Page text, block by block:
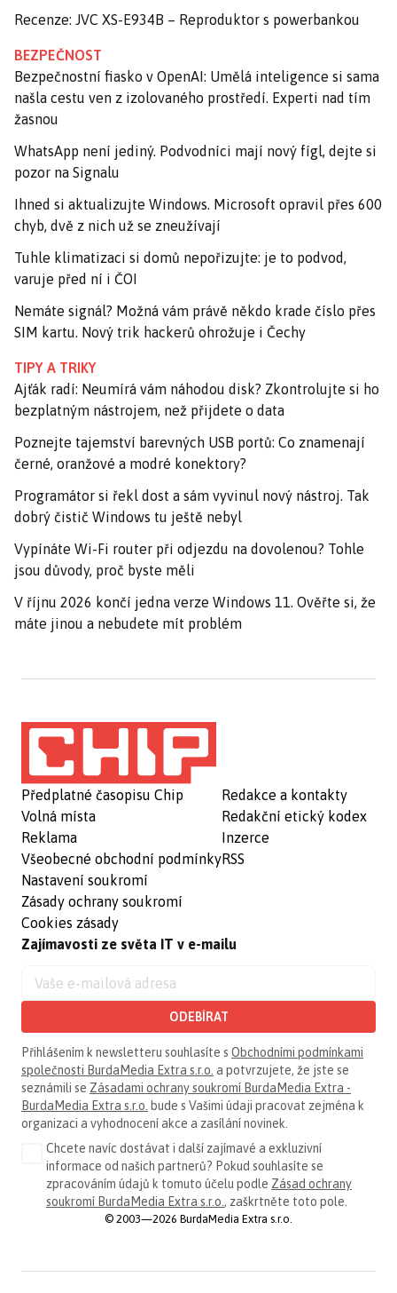
Recenze: JVC XS-E934B – Reproduktor s powerbankou
BEZPEČNOST
Bezpečnostní fiasko v OpenAI: Umělá inteligence si sama
našla cestu ven z izolovaného prostředí. Experti nad tím
žasnou
WhatsApp není jediný. Podvodníci mají nový fígl, dejte si
pozor na Signalu
Ihned si aktualizujte Windows. Microsoft opravil přes 600
chyb, dvě z nich už se zneužívají
Tuhle klimatizaci si domů nepořizujte: je to podvod,
varuje před ní i ČOI
Nemáte signál? Možná vám právě někdo krade číslo přes
SIM kartu. Nový trik hackerů ohrožuje i Čechy
TIPY A TRIKY
Ajťák radí: Neumírá vám náhodou disk? Zkontrolujte si ho
bezplatným nástrojem, než přijdete o data
Poznejte tajemství barevných USB portů: Co znamenají
černé, oranžové a modré konektory?
Programátor si řekl dost a sám vyvinul nový nástroj. Tak
dobrý čistič Windows tu ještě nebyl
Vypínáte Wi-Fi router při odjezdu na dovolenou? Tohle
jsou důvody, proč byste měli
V říjnu 2026 končí jedna verze Windows 11. Ověřte si, že
máte jinou a nebudete mít problém
Předplatné časopisu Chip
Volná místa
Reklama
Všeobecné obchodní podmínky
Nastavení soukromí
Zásady ochrany soukromí
Cookies zásady
Redakce a kontakty
Redakční etický kodex
Inzerce
RSS
Zajímavosti ze světa IT v e-mailu
ODEBÍRAT
Přihlášením k newsletteru souhlasíte s Obchodními podmínkami
společnosti BurdaMedia Extra s.r.o. a potvrzujete, že jste se
seznámili se Zásadami ochrany soukromí BurdaMedia Extra -
BurdaMedia Extra s.r.o. bude s Vašimi údaji pracovat zejména k
organizaci a vyhodnocení akce a zasílání novinek.
Chcete navíc dostávat i další zajímavé a exkluzivní
informace od našich partnerů? Pokud souhlasíte se
zpracováním údajů k tomuto účelu podle Zásad ochrany
soukromí BurdaMedia Extra s.r.o., zaškrtněte toto pole.
© 2003—2026 BurdaMedia Extra s.r.o.